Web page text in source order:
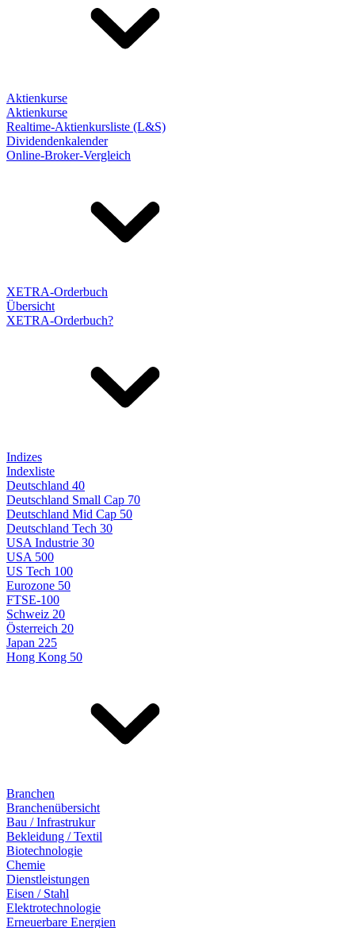
Aktienkurse
Aktienkurse
Realtime-Aktienkursliste (L&S)
Dividendenkalender
Online-Broker-Vergleich
XETRA-Orderbuch
Übersicht
XETRA-Orderbuch?
Indizes
Indexliste
Deutschland 40
Deutschland Small Cap 70
Deutschland Mid Cap 50
Deutschland Tech 30
USA Industrie 30
USA 500
US Tech 100
Eurozone 50
FTSE-100
Schweiz 20
Österreich 20
Japan 225
Hong Kong 50
Branchen
Branchenübersicht
Bau / Infrastrukur
Bekleidung / Textil
Biotechnologie
Chemie
Dienstleistungen
Eisen / Stahl
Elektrotechnologie
Erneuerbare Energien